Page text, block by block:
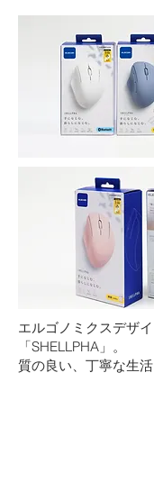
エルゴノミクスデザ
「SHELLPHA」。
質の良い、丁寧な生活